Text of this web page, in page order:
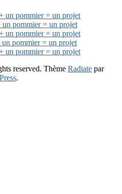
un pommier = un projet
pommier = un projet
un pommier = un projet
pommier = un projet
un pommier = un projet
reserved. Thème Radiate par
.